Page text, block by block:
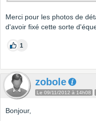
Merci pour les photos de
d'avoir fixé cette sorte
1
zobole
Le 09/11/2012 à 14h08
Bonjour,